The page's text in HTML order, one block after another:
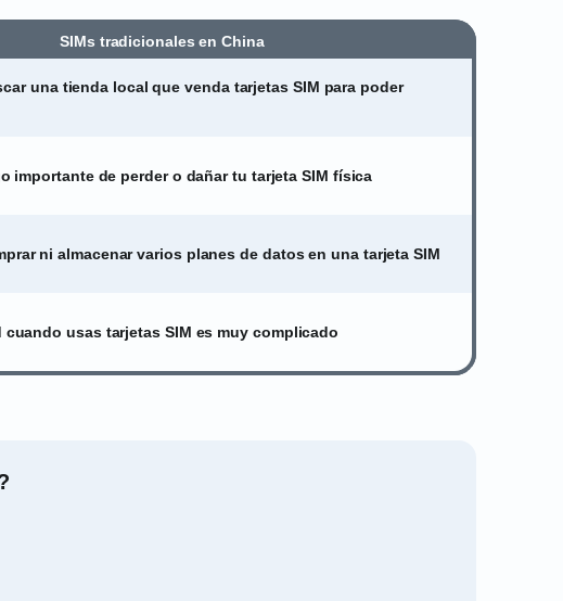
SIMs tradicionales en China
una tienda local que venda tarjetas SIM para poder
importante de perder o dañar tu tarjeta SIM física
ni almacenar varios planes de datos en una tarjeta SIM
cuando usas tarjetas SIM es muy complicado